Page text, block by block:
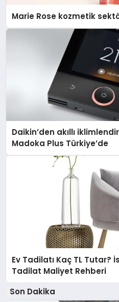
Marie Rose kozmetik
Daikin’den akıllı
Madoka Plus Türkiye’de
Ev Tadilatı Kaç TL Tutar?
Tadilat Maliyet Rehberi
Son Dakika